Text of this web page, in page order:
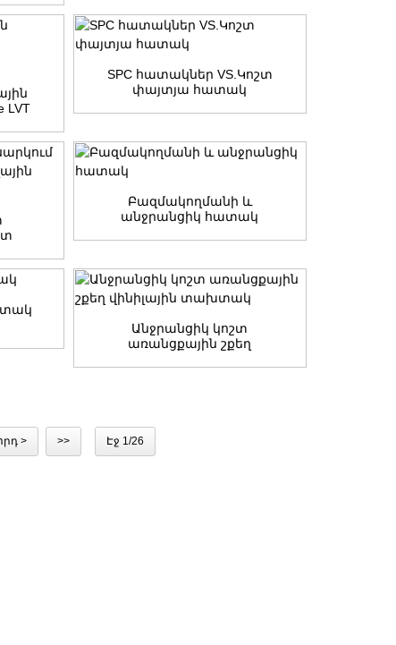
LVT
SPC հատակներ VS.Կոշտ
փայտյա հատակ
Բազմակողմանի և
անջրանցիկ հատակ
Անջրանցիկ կոշտ
առանցքային շքեղ
> >> Էջ 1/26